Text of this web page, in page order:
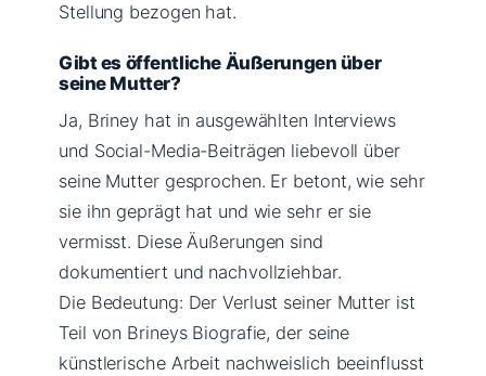
Stellung bezogen hat.
Gibt es öffentliche Äußerungen über
seine Mutter?
Ja, Briney hat in ausgewählten Interviews
und Social-Media-Beiträgen liebevoll über
seine Mutter gesprochen. Er betont, wie sehr
sie ihn geprägt hat und wie sehr er sie
vermisst. Diese Äußerungen sind
dokumentiert und nachvollziehbar.
Die Bedeutung: Der Verlust seiner Mutter ist
Teil von Brineys Biografie, der seine
künstlerische Arbeit nachweislich beeinflusst